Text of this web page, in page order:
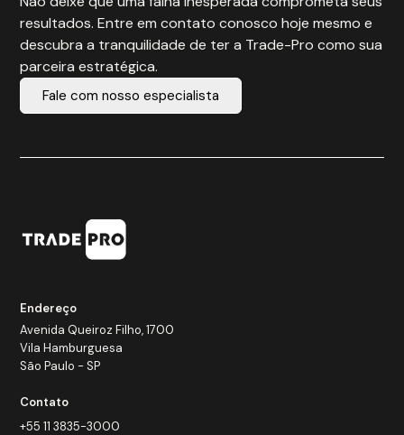
resultados. Entre em contato conosco hoje mesmo e
descubra a tranquilidade de ter a Trade-Pro como sua
parceira estratégica.
Fale com nosso especialista
Endereço
Avenida Queiroz Filho, 1700
Vila Hamburguesa
São Paulo - SP
Contato
+55 11 3835-3000